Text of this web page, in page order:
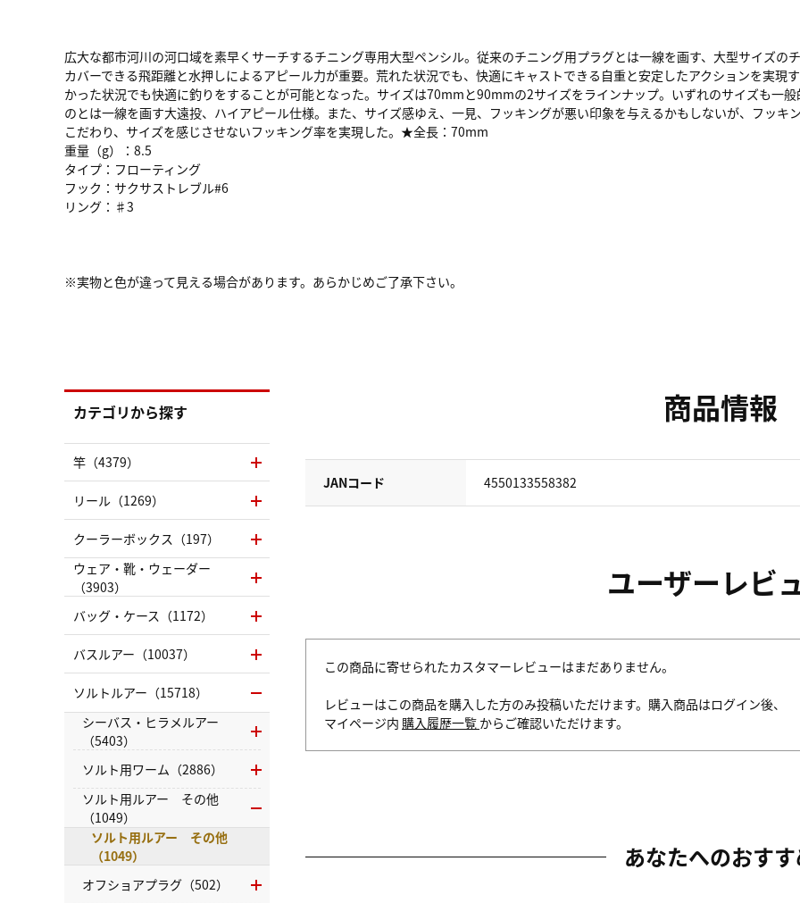
広大な都市河川の河口域を素早くサーチするチニング専用大型ペンシル。従来のチニング用プラグとは一線を画す、大型サイズ
カバーできる飛距離と水押しによるアピール力が重要。荒れた状況でも、快適にキャストできる自重と安定したアクションを実現
かった状況でも快適に釣りをすることが可能となった。サイズは70mmと90mmの2サイズをラインナップ。いずれのサイズも一
のとは一線を画す大遠投、ハイアピール仕様。また、サイズ感ゆえ、一見、フッキングが悪い印象を与えるかもしないが、フッ
こだわり、サイズを感じさせないフッキング率を実現した。★全長：70mm
重量（g）：8.5
タイプ：フローティング
フック：サクサストレブル#6
リング：♯3
※実物と色が違って見える場合があります。あらかじめご了承下さい。
商品情報
JANコード 4550133558382
ユーザーレビ
この商品に寄せられたカスタマーレビューはまだありません。
レビューはこの商品を購入した方のみ投稿いただけます。購入商品はログイン後、
マイページ内 購入履歴一覧 からご確認いただけます。
あなたへのおす
カテゴリから探す
竿（4379）
リール（1269）
クーラーボックス（197）
ウェア・靴・ウェーダー
（3903）
バッグ・ケース（1172）
バスルアー（10037）
ソルトルアー（15718）
シーバス・ヒラメルアー
（5403）
ソルト用ワーム（2886）
ソルト用ルアー その他
（1049）
ソルト用ルアー その他
（1049）
オフショアプラグ（502）